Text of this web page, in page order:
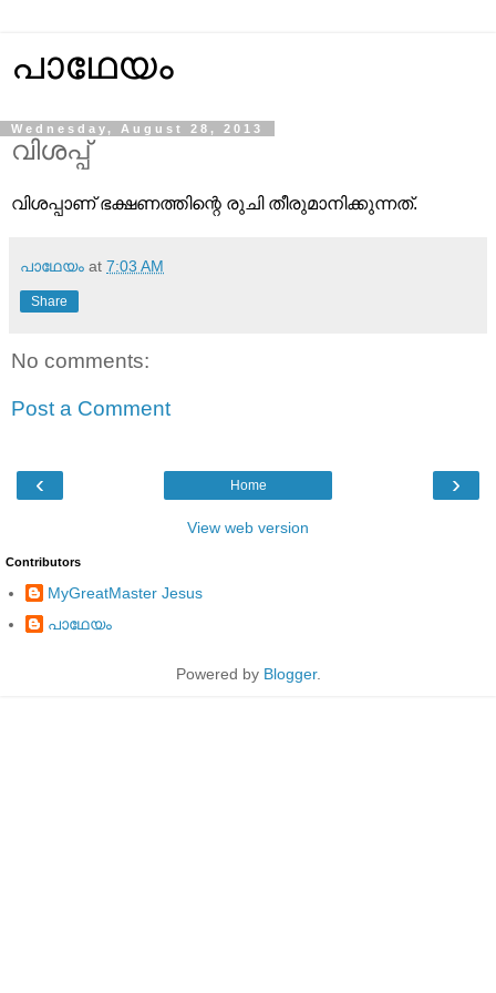
പാഥേയം
Wednesday, August 28, 2013
വിശപ്പ്‌
വിശപ്പാണ് ഭക്ഷണത്തിന്റെ രുചി തീരുമാനിക്കുന്നത്.
പാഥേയം at 7:03 AM
Share
No comments:
Post a Comment
‹ ›
Home
View web version
Contributors
MyGreatMaster Jesus
പാഥേയം
Powered by Blogger.